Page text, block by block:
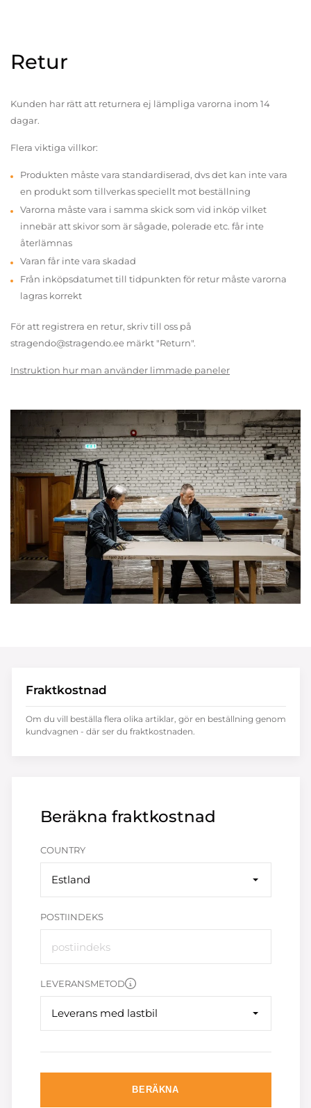
Retur
Kunden har rätt att returnera ej lämpliga varorna inom 14
dagar.
Flera viktiga villkor:
Produkten måste vara standardiserad, dvs det kan inte vara
en produkt som tillverkas speciellt mot beställning
Varorna måste vara i samma skick som vid inköp vilket
innebär att skivor som är sågade, polerade etc. får inte
återlämnas
Varan får inte vara skadad
Från inköpsdatumet till tidpunkten för retur måste varorna
lagras korrekt
För att registrera en retur, skriv till oss på
stragendo@stragendo.ee märkt "Return".
Instruktion hur man använder limmade paneler
Beräkna fraktkostnad
COUNTRY
Estland
POSTIINDEKS
LEVERANSMETOD
Leverans med lastbil
BERÄKNA
Fraktkostnad
Om du vill beställa flera olika artiklar, gör en beställning genom
kundvagnen - där ser du fraktkostnaden.